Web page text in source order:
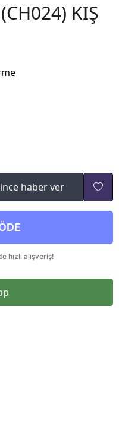
KIŞ
haber ver